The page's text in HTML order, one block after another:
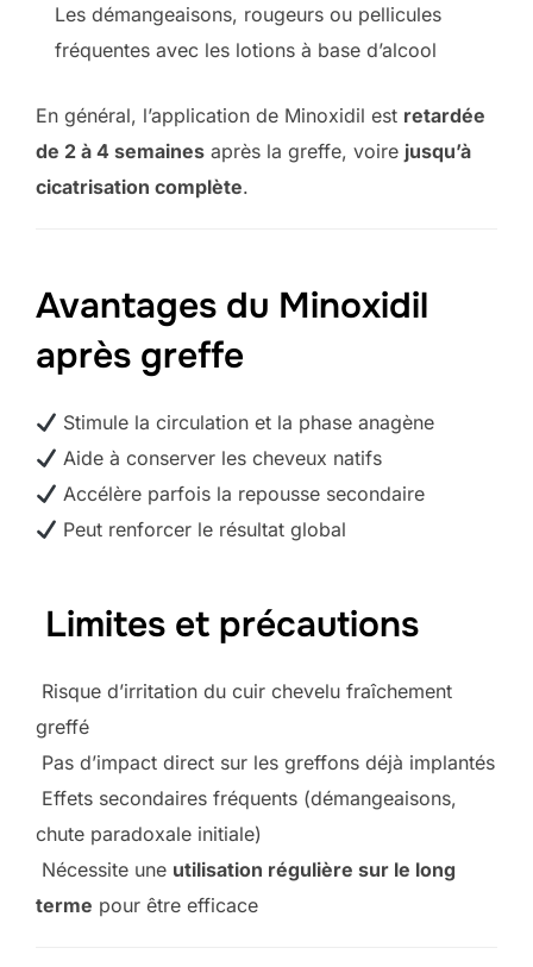
Les démangeaisons, rougeurs ou pellicules
fréquentes avec les lotions à base d’alcool
En général, l’application de Minoxidil est retardée
de 2 à 4 semaines après la greffe, voire jusqu’à
cicatrisation complète.
Avantages du Minoxidil
après greffe
Stimule la circulation et la phase anagène
Aide à conserver les cheveux natifs
Accélère parfois la repousse secondaire
Peut renforcer le résultat global
Limites et précautions
Risque d’irritation du cuir chevelu fraîchement
greffé
Pas d’impact direct sur les greffons déjà implantés
Effets secondaires fréquents (démangeaisons,
chute paradoxale initiale)
Nécessite une utilisation régulière sur le long
terme pour être efficace